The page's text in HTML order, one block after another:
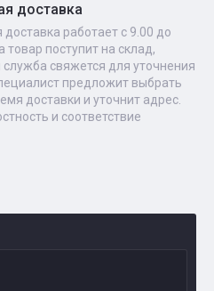
доставка
доставка работает с 9.00 до
товар поступит на склад,
служба свяжется для уточнения
предложит выбрать
доставки и уточнит адрес.
и соответствие